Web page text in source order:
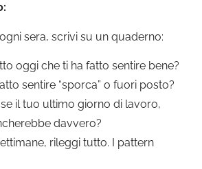
sera, scrivi su un quaderno:
oggi che ti ha fatto sentire bene?
sentire “sporca” o fuori posto?
il tuo ultimo giorno di lavoro,
davvero?
rileggi tutto. I pattern